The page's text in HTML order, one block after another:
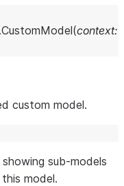
CustomModel(context:
custom model.
sub-models
model.